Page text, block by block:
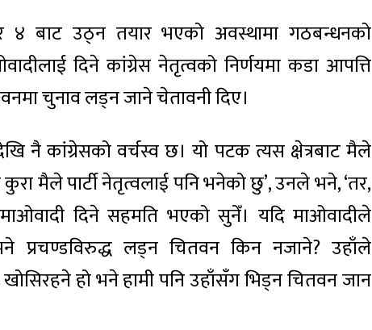
४ बाट उठ्न तयार भएको अवस्थामा गठबन्धनको
दिने कांग्रेस नेतृत्वको निर्णयमा कडा आपत्ति
चुनाव लड्न जाने चेतावनी दिए।
नै कांग्रेसको वर्चस्व छ। यो पटक त्यस क्षेत्रबाट मैले
मैले पार्टी नेतृत्वलाई पनि भनेको छु’, उनले भने, ‘तर,
दिने सहमति भएको सुनेँ। यदि माओवादीले
प्रचण्डविरुद्ध लड्न चितवन किन नजाने? उहाँले
खोसिरहने हो भने हामी पनि उहाँसँग भिड्न चितवन जान